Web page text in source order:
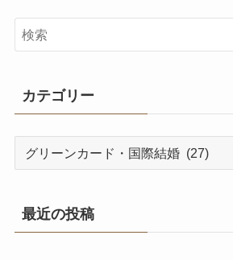
カテゴリー
リ
最近の投稿